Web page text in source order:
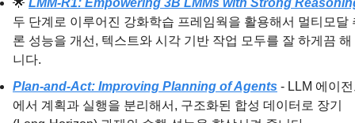
🌟 LMM-R1: Empowering 3B LMMs with Strong
두 단계로 이루어진 강화학습 프레임웍을 활용해서 멀티모달
론 성능을 개선, 텍스트와 시각 기반 작업 모두를 잘 하게끔 해
니다.
Plan-and-Act: Improving Planning of Agents - LLM 에이
에서 계획과 실행을 분리해서, 구조화된 합성 데이터로 장기